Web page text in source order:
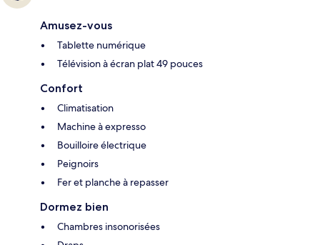
Amusez-vous
Tablette numérique
Télévision à écran plat 49 pouces
Confort
Climatisation
Machine à expresso
Bouilloire électrique
Peignoirs
Fer et planche à repasser
Dormez bien
Chambres insonorisées